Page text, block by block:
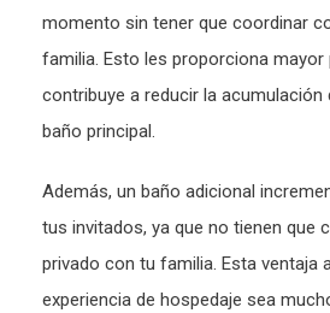
momento sin tener que coordinar
familia. Esto les proporciona mayor
contribuye a reducir la acumulación
baño principal.
Además, un baño adicional
tus invitados, ya que no tienen que
privado con tu familia. Esta ventaja
experiencia de hospedaje sea